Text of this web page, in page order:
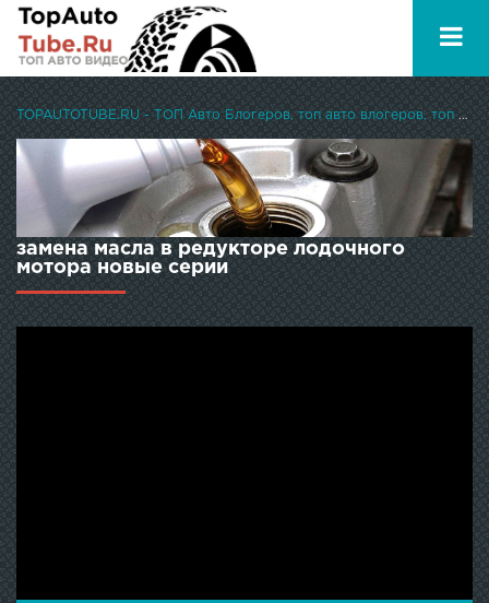
TOPAUTOTUBE.RU - ТОП Авто Блогеров, топ авто влогеров, топ авто ютуберов
замена масла в редукторе лодочного
мотора новые серии